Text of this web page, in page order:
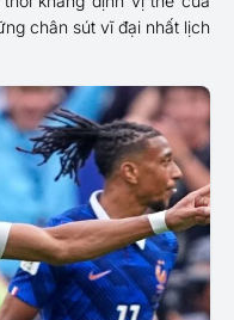
chân sút vĩ đại nhất lịch